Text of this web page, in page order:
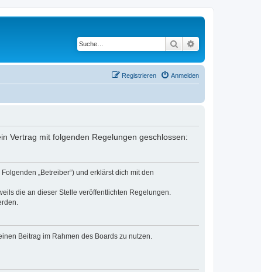
Suche
Anmelden
Registrieren
Vertrag mit folgenden Regelungen geschlossen:
„Betreiber“) und erklärst dich mit den
die an dieser Stelle veröffentlichten Regelungen.
Beitrag im Rahmen des Boards zu nutzen.